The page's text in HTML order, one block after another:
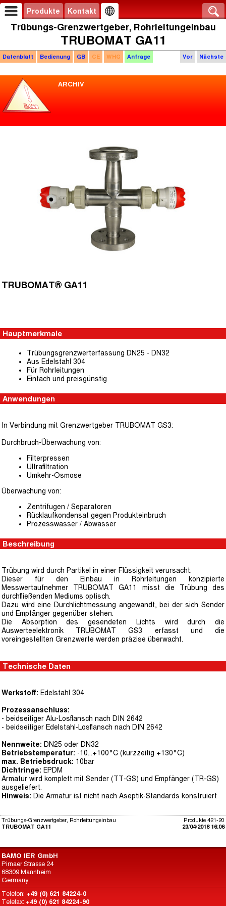
Produkte Kontakt
Trübungs-Grenzwertgeber, Rohrleitungeinbau
TRUBOMAT GA11
Vor Nächste
Datenblatt Bedienung GB CE WHG Anfrage
ARCHIV
TRUBOMAT® GA11
Hauptmerkmale
Trübungsgrenzwerterfassung DN25 - DN32
Aus Edelstahl 304
Für Rohrleitungen
Einfach und preisgünstig
Anwendungen
In Verbindung mit Grenzwertgeber TRUBOMAT GS3:
Durchbruch-Überwachung von:
Filterpressen
Ultrafiltration
Umkehr-Osmose
Überwachung von:
Zentrifugen / Separatoren
Rücklaufkondensat gegen Produkteinbruch
Prozesswasser / Abwasser
Beschreibung
Trübung wird durch Partikel in einer Flüssigkeit verursacht.
Dieser für den Einbau in Rohrleitungen konzipierte
Messwertaufnehmer TRUBOMAT GA11 misst die Trübung des
durchfließenden Mediums optisch.
Dazu wird eine Durchlichtmessung angewandt, bei der sich Sender
und Empfänger gegenüber stehen.
Die Absorption des gesendeten Lichts wird durch die
Auswerteelektronik TRUBOMAT GS3 erfasst und die
voreingestellten Grenzwerte werden präzise überwacht.
Technische Daten
Werkstoff: Edelstahl 304
Prozessanschluss:
- beidseitiger Alu-Losflansch nach DIN 2642
- beidseitiger Edelstahl-Losflansch nach DIN 2642
Nennweite: DN25 oder DN32
Betriebstemperatur: -10...+100°C (kurzzeitig +130°C)
max. Betriebsdruck: 10bar
Dichtringe: EPDM
Armatur wird komplett mit Sender (TT-GS) und Empfänger (TR-GS)
ausgeliefert.
Hinweis: Die Armatur ist nicht nach Aseptik-Standards konstruiert
Produkte 421-20
23/04/2018 16:06
Trübungs-Grenzwertgeber, Rohrleitungeinbau
TRUBOMAT GA11
BAMO IER GmbH
Pirnaer Strasse 24
68309 Mannheim
Germany
Telefon: +49 (0) 621 84224-0
Telefax: +49 (0) 621 84224-90